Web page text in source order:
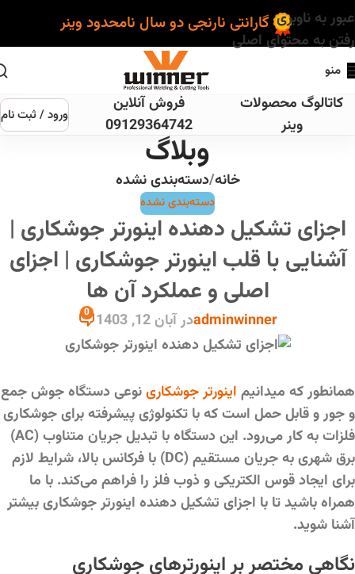
عبور به ناوبری
رفتن به محتوای اصلی
گارانتی نارنجی دو سال نامحدود وینر
منو
کاتالوگ محصولات
وینر
فروش آنلاین
09129364742
ورود / ثبت نام
وبلاگ
خانه دسته‌بندی نشده
دسته‌بندی نشده
اجزای تشکیل دهنده اینورتر جوشکاری |
آشنایی با قلب اینورتر جوشکاری | اجزای
اصلی و عملکرد آن ها
adminwinnerدر آبان 12, 1403 0
همانطور که میدانیم اینورتر جوشکارینوعی دستگاه جوش جمع
و جور و قابل حمل است که با تکنولوژی پیشرفته برای جوشکاری
فلزات به کار می‌رود. این دستگاه با تبدیل جریان متناوب (AC)
برق شهری به جریان مستقیم (DC) با فرکانس بالا، شرایط لازم
برای ایجاد قوس الکتریکی و ذوب فلز را فراهم می‌کند. با ما
همراه باشید تا با اجزای تشکیل دهنده اینورتر جوشکاری بیشتر
آشنا شوید.
نگاهی مختصر بر اینورترهای جوشکاری